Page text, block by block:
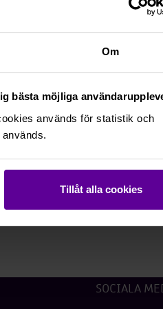
Om
bästa möjliga
används för statistik och
Tillåt alla cookies
vänligen
010-709 92 03,
070-687 18
SOCIALA